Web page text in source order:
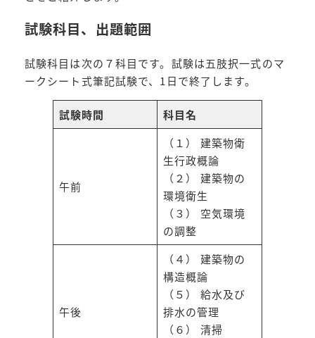
試験科目、出題範囲
試験科目は次の７科目です。試験は五肢択一式のマ
ークシート式筆記試験で、1日で終了します。
試験時間 科目名
午前
（１） 建築物衛
生行政概論
（２） 建築物の
環境衛生
（３） 空気環境
の調整
午後
（４） 建築物の
構造概論
（５） 給水及び
排水の管理
（６） 清掃